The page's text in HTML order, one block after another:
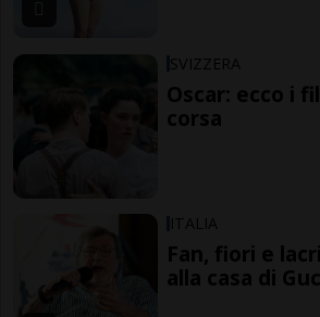
SVIZZERA
Oscar: ecco i
corsa
ITALIA
Fan, fiori e
alla casa di